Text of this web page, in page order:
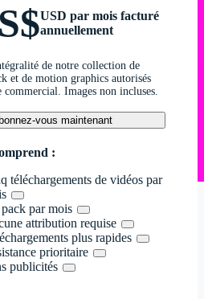
USD par mois facturé
annuellement
de notre collection de
et de motion graphics autorisés
commercial. Images non incluses.
vous maintenant
:
téléchargements de vidéos par
par mois
attribution requise
plus rapides
prioritaire
publicités